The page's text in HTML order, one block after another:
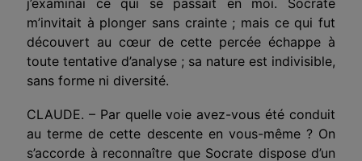
m’invitait à plonger sans crainte ; mais ce qui fut
découvert au cœur de cette percée échappe à
toute tentative d’analyse ; sa nature est indivisible,
sans forme ni diversité.
CLAUDE. – Par quelle voie avez-vous été conduit
au terme de cette descente en vous-même ? On
s’accorde à reconnaître que Socrate dispose d’un